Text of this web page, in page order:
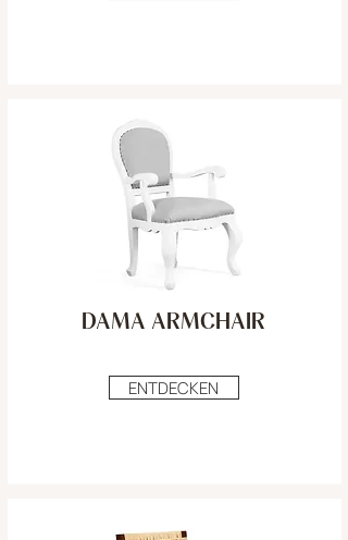
ENTDECKEN
DAMA ARMCHAIR